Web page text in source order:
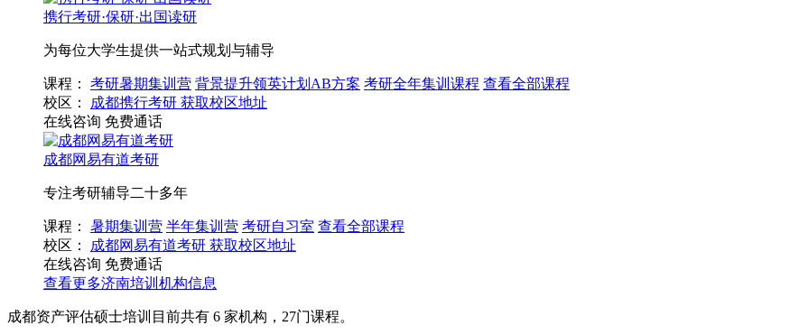
携行考研·保研·出国读研
为每位大学生提供一站式规划与辅导
课程： 考研暑期集训营 背景提升领英计划AB方案 考研全年集训课程 查看全部课程
校区：
成都携行考研 获取校区地址
在线咨询 免费通话
成都网易有道考研
专注考研辅导二十多年
课程： 暑期集训营 半年集训营 考研自习室 查看全部课程
校区：
成都网易有道考研 获取校区地址
在线咨询 免费通话
查看更多济南培训机构信息
成都资产评估硕士培训目前共有 6 家机构， 27门课程。